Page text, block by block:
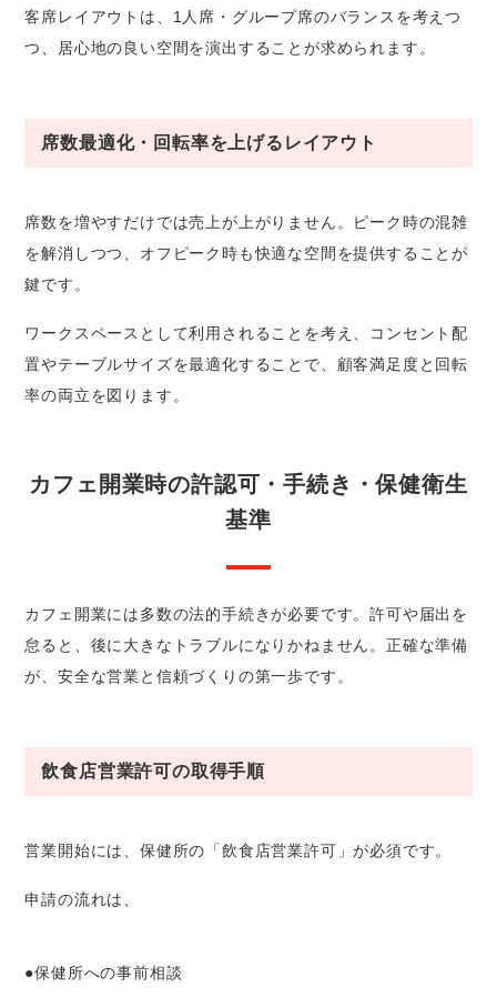
客席レイアウトは、1人席・グループ席のバランスを考えつ
つ、居心地の良い空間を演出することが求められます。
席数最適化・回転率を上げるレイアウト
席数を増やすだけでは売上が上がりません。ピーク時の混雑
を解消しつつ、オフピーク時も快適な空間を提供することが
鍵です。
ワークスペースとして利用されることを考え、コンセント配
置やテーブルサイズを最適化することで、顧客満足度と回転
率の両立を図ります。
カフェ開業時の許認可・手続き・保健衛生
基準
カフェ開業には多数の法的手続きが必要です。許可や届出を
怠ると、後に大きなトラブルになりかねません。正確な準備
が、安全な営業と信頼づくりの第一歩です。
飲食店営業許可の取得手順
営業開始には、保健所の「飲食店営業許可」が必須です。
申請の流れは、
●保健所への事前相談